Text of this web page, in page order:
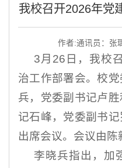
我校召开2026年党
作者:通讯员：张
3月26日，我校
治工作部署会。校
兵，党委副书记卢
记石峰，党委副书
出席会议。会议由陈
李晓兵指出，加